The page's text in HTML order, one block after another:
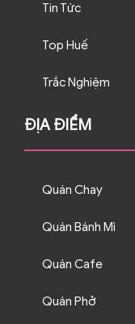
Tin Tức
Top Huế
Trắc Nghiệm
ĐỊA ĐIỂM
Quán Chay
Quán Bánh Mì
Quán Cafe
Quán Phở